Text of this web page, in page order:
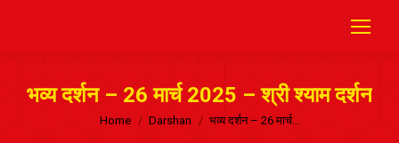
भव्य दर्शन – 26 मार्च 2025 – श्री श्याम दर्शन
Home Darshan भव्य दर्शन – 26 मार्च…